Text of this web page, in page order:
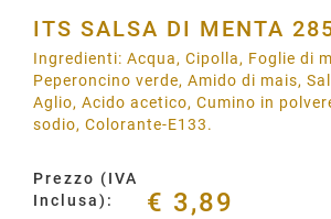
ITS SALSA DI MENTA
Ingredienti: Acqua, Cipolla, Foglie di
Peperoncino verde, Amido di mais,
Aglio, Acido acetico, Cumino in
sodio, Colorante-E133.
Prezzo (IVA
Inclusa):
€ 3,89